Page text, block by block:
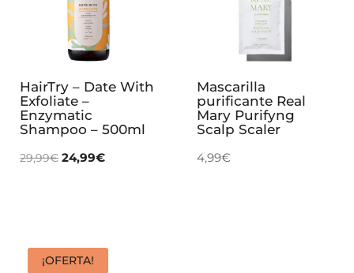
HairTry – Date With
Exfoliate –
Enzymatic
Shampoo – 500ml
29,99€ 24,99€
Mascarilla
purificante Real
Mary Purifyng
Scalp Scaler
4,99€
¡OFERTA!